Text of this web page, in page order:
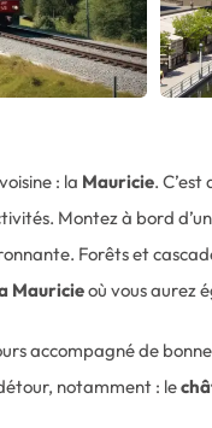
: la Mauricie.
Montez à bord
Forêts et
Mauricieoù vous aurez
accompagné de
notamment : le